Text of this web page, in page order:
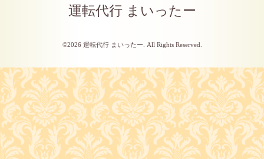
運転代行 まいったー
©2026 運転代行 まいったー . All Rights Reserved.